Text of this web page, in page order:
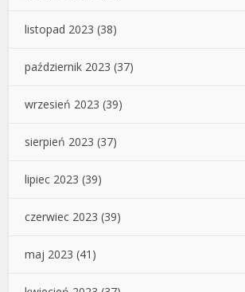
listopad 2023 (38)
październik 2023 (37)
wrzesień 2023 (39)
sierpień 2023 (37)
lipiec 2023 (39)
czerwiec 2023 (39)
maj 2023 (41)